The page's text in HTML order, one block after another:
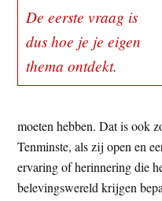
De eerste vraag is
dus hoe je je eigen
thema ontdekt.
moeten hebben. Dat is ook
Tenminste, als zij open en
ervaring of herinnering die
belevingswereld krijgen